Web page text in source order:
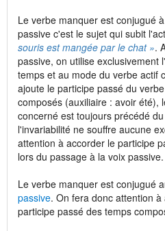
Le verbe manquer est conjugué
passive c'est le sujet qui subit
souris est mangée par le chat ».
passive, on utilise exclusivement
temps et au mode du verbe actif
ajoute le participe passé du
composés (auxiliaire : avoir été),
concerné est toujours précédé
l'invariabilité ne souffre aucune
attention à accorder le participe
lors du passage à la voix passive.
Le verbe manquer est conjugué
passive. On fera donc attention
participe passé des temps